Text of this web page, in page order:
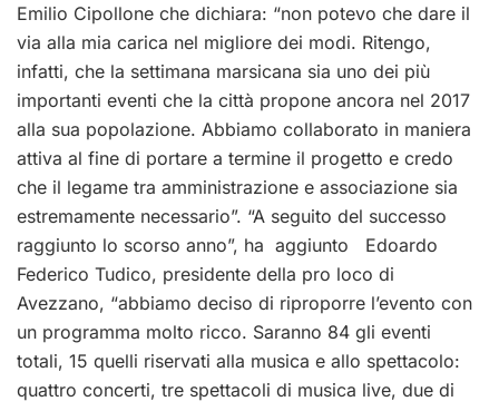
Emilio Cipollone che dichiara: “non potevo che dare il
via alla mia carica nel migliore dei modi. Ritengo,
infatti, che la settimana marsicana sia uno dei più
importanti eventi che la città propone ancora nel 2017
alla sua popolazione. Abbiamo collaborato in maniera
attiva al fine di portare a termine il progetto e credo
che il legame tra amministrazione e associazione sia
estremamente necessario”. “A seguito del successo
raggiunto lo scorso anno”, ha aggiunto Edoardo
Federico Tudico, presidente della pro loco di
Avezzano, “abbiamo deciso di riproporre l’evento con
un programma molto ricco. Saranno 84 gli eventi
totali, 15 quelli riservati alla musica e allo spettacolo:
quattro concerti, tre spettacoli di musica live, due di